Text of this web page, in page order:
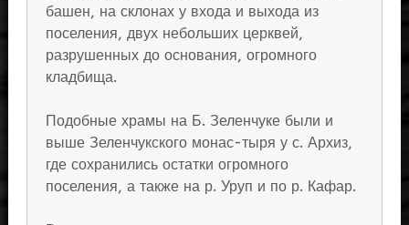
башен, на склонах у входа и выхода из
поселения, двух небольших церквей,
разрушенных до основания, огромного
кладбища.
Подобные храмы на Б. Зеленчуке были и
выше Зеленчукского монас-тыря у с. Архиз,
где сохранились остатки огромного
поселения, а также на р. Уруп и по р. Кафар.